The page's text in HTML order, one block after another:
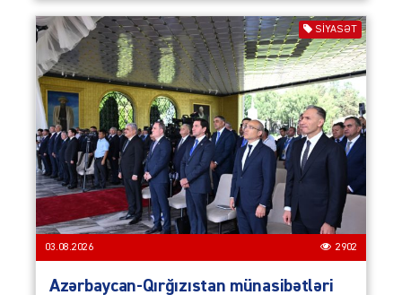
SIYASƏT
03.08.2026 2902
Azərbaycan-Qırğızıstan münasibətləri